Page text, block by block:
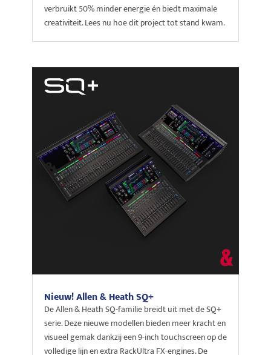
verbruikt 50% minder energie én biedt maximale
creativiteit. Lees nu hoe dit project tot stand kwam.
Nieuw! Allen & Heath SQ+
De Allen & Heath SQ-familie breidt uit met de SQ+
serie. Deze nieuwe modellen bieden meer kracht en
visueel gemak dankzij een 9-inch touchscreen op de
volledige lijn en extra RackUltra FX-engines. De